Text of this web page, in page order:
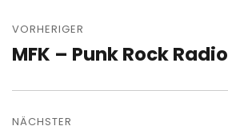
VORHERIGER
Vorheriger
MFK – Punk Rock Radio
NÄCHSTER